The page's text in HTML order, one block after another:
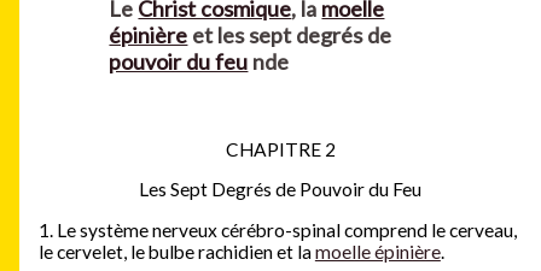
Le Christ cosmique, la moelle
épinière et les sept degrés de
pouvoir du feu nde
CHAPITRE 2
Les Sept Degrés de Pouvoir du Feu
1. Le système nerveux cérébro-spinal comprend le cerveau,
le cervelet, le bulbe rachidien et lamoelle épinière.